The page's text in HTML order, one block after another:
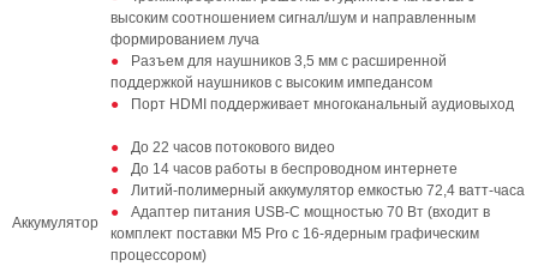
высоким соотношением сигнал/шум и направленным
формированием луча
Разъем для наушников 3,5 мм с расширенной
поддержкой наушников с высоким импедансом
Порт HDMI поддерживает многоканальный аудиовыход
Аккумулятор
До 22 часов потокового видео
До 14 часов работы в беспроводном интернете
Литий-полимерный аккумулятор емкостью 72,4 ватт-часа
Адаптер питания USB-C мощностью 70 Вт (входит в
комплект поставки M5 Pro с 16-ядерным графическим
процессором)